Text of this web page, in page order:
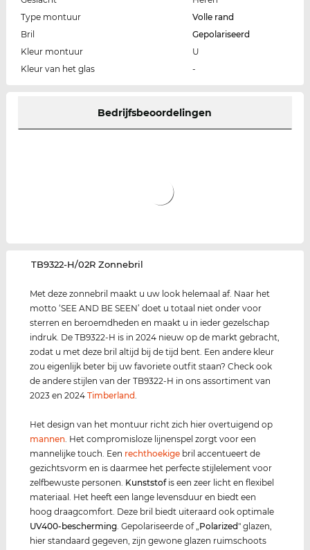
Type montuur
Volle rand
Bril
Gepolariseerd
Kleur montuur
U
Kleur van het glas
-
Bedrijfsbeoordelingen
‌TB9322-H/02R Zonnebril
Met deze zonnebril maakt u uw look helemaal af. Naar het
motto ‘SEE AND BE SEEN’ doet u totaal niet onder voor
sterren en beroemdheden en maakt u in ieder gezelschap
indruk. De TB9322-H is in 2024 nieuw op de markt gebracht,
zodat u met deze bril altijd bij de tijd bent. Een andere kleur
zou eigenlijk beter bij uw favoriete outfit staan? Check ook
de andere stijlen van der TB9322-H in ons assortiment van
2023 en 2024Timberland.
Het design van het montuur richt zich hier overtuigend op
mannen. Het compromisloze lijnenspel zorgt voor een
mannelijke touch. Een rechthoekige bril accentueert de
gezichtsvorm en is daarmee het perfecte stijlelement voor
zelfbewuste personen. Kunststofis een zeer licht en flexibel
materiaal. Het heeft een lange levensduur en biedt een
hoog draagcomfort. Deze bril biedt uiteraard ook optimale
UV400-bescherming. Gepolariseerde of „Polarized" glazen,
hier standaard gegeven, zijn gewone glazen ruimschoots